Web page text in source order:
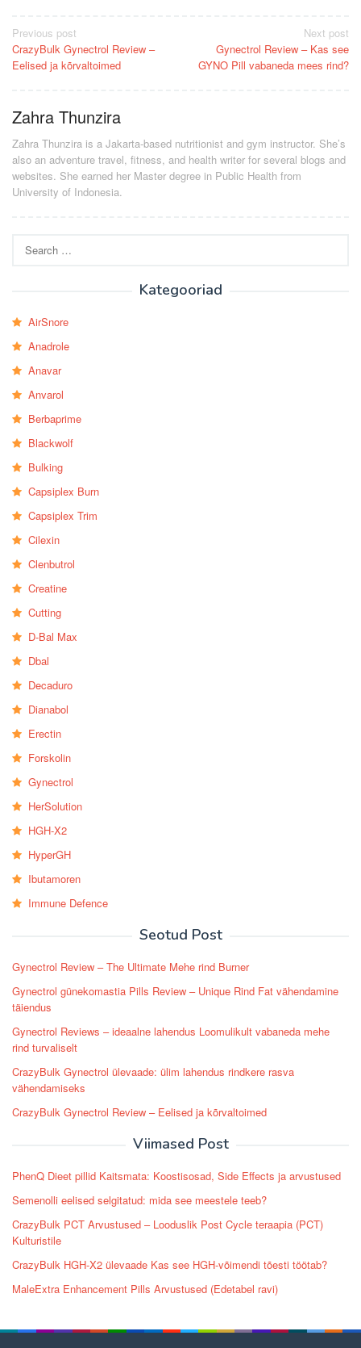
Post
navigation
Previous post
CrazyBulk Gynectrol Review –
Eelised ja kõrvaltoimed
Next post
Gynectrol Review – Kas see
GYNO Pill vabaneda mees rind?
Zahra Thunzira
Zahra Thunzira is a Jakarta-based nutritionist and gym instructor. She’s
also an adventure travel, fitness, and health writer for several blogs and
websites. She earned her Master degree in Public Health from
University of Indonesia.
for:
Kategooriad
AirSnore
Anadrole
Anavar
Anvarol
Berbaprime
Blackwolf
Bulking
Capsiplex Burn
Capsiplex Trim
Cilexin
Clenbutrol
Creatine
Cutting
D-Bal Max
Dbal
Decaduro
Dianabol
Erectin
Forskolin
Gynectrol
HerSolution
HGH-X2
HyperGH
Ibutamoren
Immune Defence
Seotud Post
Gynectrol Review – The Ultimate Mehe rind Burner
Gynectrol günekomastia Pills Review – Unique Rind Fat vähendamine
täiendus
Gynectrol Reviews – ideaalne lahendus Loomulikult vabaneda mehe
rind turvaliselt
CrazyBulk Gynectrol ülevaade: ülim lahendus rindkere rasva
vähendamiseks
CrazyBulk Gynectrol Review – Eelised ja kõrvaltoimed
Viimased Post
PhenQ Dieet pillid Kaitsmata: Koostisosad, Side Effects ja arvustused
Semenolli eelised selgitatud: mida see meestele teeb?
CrazyBulk PCT Arvustused – Looduslik Post Cycle teraapia (PCT)
Kulturistile
CrazyBulk HGH-X2 ülevaade Kas see HGH-võimendi tõesti töötab?
MaleExtra Enhancement Pills Arvustused (Edetabel ravi)